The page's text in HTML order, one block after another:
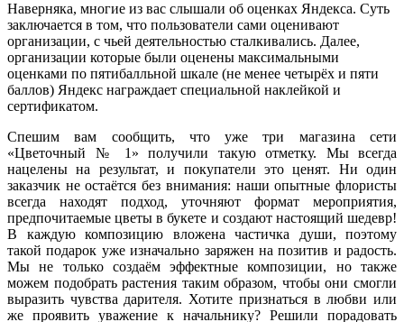
Наверняка, многие из вас слышали об оценках Яндекса. Суть
заключается в том, что пользователи сами оценивают
организации, с чьей деятельностью сталкивались. Далее,
организации которые были оценены максимальными
оценками по пятибалльной шкале (не менее четырёх и пяти
баллов) Яндекс награждает специальной наклейкой и
сертификатом.
Спешим вам сообщить, что уже три магазина сети
«Цветочный № 1» получили такую отметку. Мы всегда
нацелены на результат, и покупатели это ценят. Ни один
заказчик не остаётся без внимания: наши опытные флористы
всегда находят подход, уточняют формат мероприятия,
предпочитаемые цветы в букете и создают настоящий шедевр!
В каждую композицию вложена частичка души, поэтому
такой подарок уже изначально заряжен на позитив и радость.
Мы не только создаём эффектные композиции, но также
можем подобрать растения таким образом, чтобы они смогли
выразить чувства дарителя. Хотите признаться в любви или
же проявить уважение к начальнику? Решили порадовать